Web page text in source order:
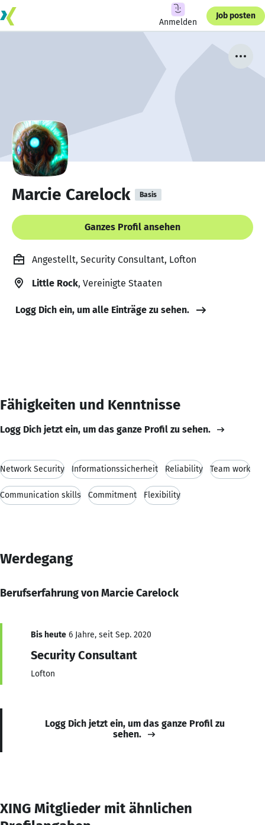
Anmelden
Job posten
Marcie Carelock Basis
Ganzes Profil ansehen
Angestellt, Security Consultant, Lofton
Little Rock, Vereinigte Staaten
Logg Dich ein, um alle Einträge zu sehen.
Fähigkeiten und Kenntnisse
Logg Dich jetzt ein, um das ganze Profil zu sehen.
Network Security Informationssicherheit Reliability Team work
Communication skills Commitment Flexibility
Werdegang
Berufserfahrung von Marcie Carelock
Bis heute 6 Jahre, seit Sep. 2020
Security Consultant
Lofton
Logg Dich jetzt ein, um das ganze Profil zu
sehen.
XING Mitglieder mit ähnlichen